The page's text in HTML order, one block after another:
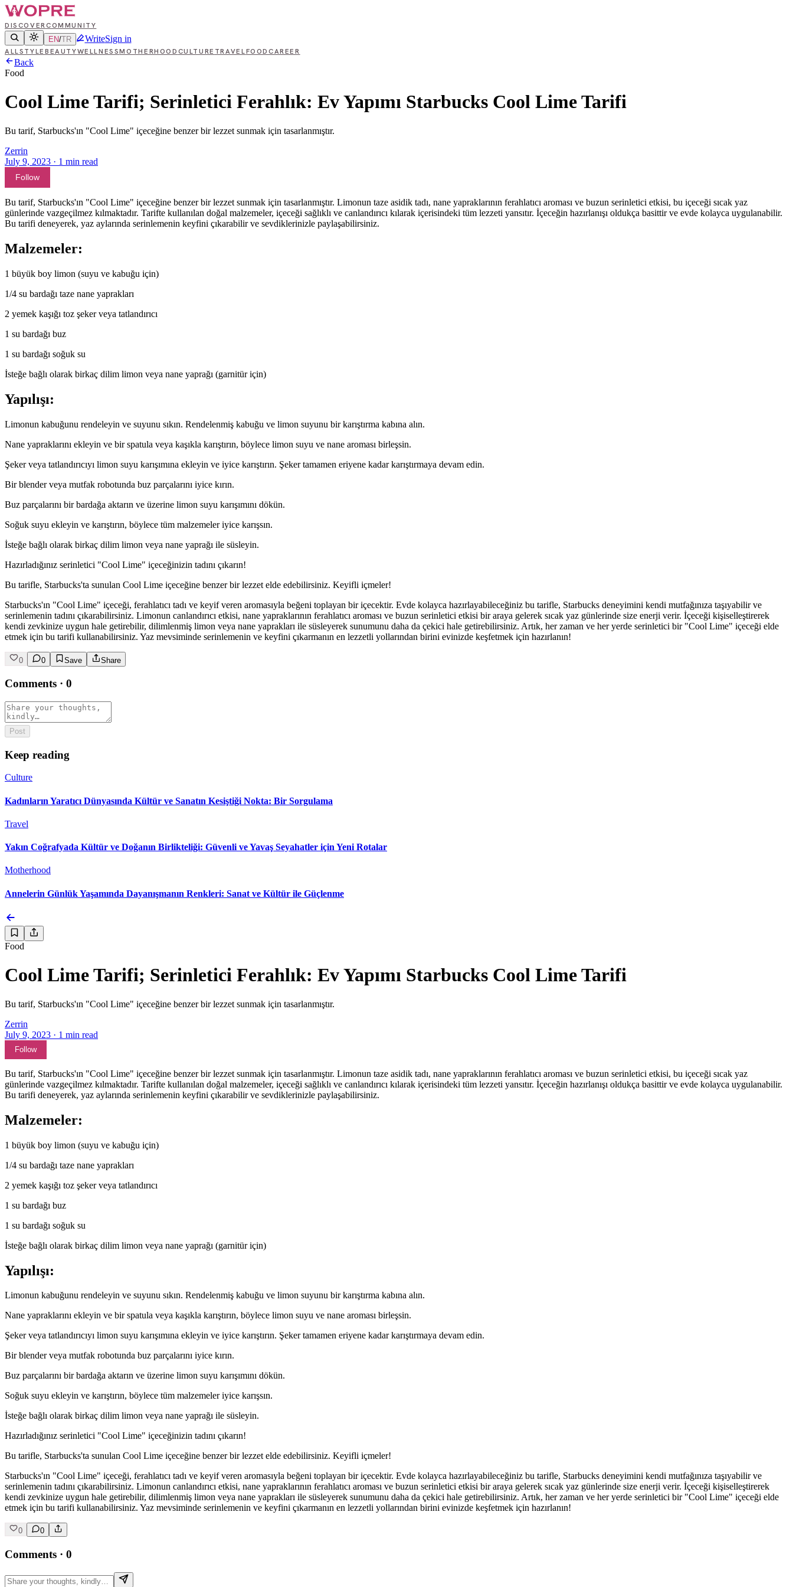
DISCOVERCOMMUNITY
EN/TR WriteSign in
ALLSTYLE BEAUTYWELLNESSMOTHERHOOD CULTURE TRAVELFOOD CAREER
Back
Food
Cool Lime Tarifi; Serinletici Ferahlık: Ev Yapımı Starbucks Cool Lime Tarifi
Bu tarif, Starbucks'ın "Cool Lime" içeceğine benzer bir lezzet sunmak için tasarlanmıştır.
Zerrin
July 9, 2023 · 1 min read
Follow
Bu tarif, Starbucks'ın "Cool Lime" içeceğine benzer bir lezzet sunmak için tasarlanmıştır. Limonun taze asidik tadı, nane yapraklarının ferahlatıcı aroması ve buzun serinletici etkisi, bu içeceği sıcak yaz
günlerinde vazgeçilmez kılmaktadır. Tarifte kullanılan doğal malzemeler, içeceği sağlıklı ve canlandırıcı kılarak içerisindeki tüm lezzeti yansıtır. İçeceğin hazırlanışı oldukça basittir ve evde kolayca uygulanabilir.
Bu tarifi deneyerek, yaz aylarında serinlemenin keyfini çıkarabilir ve sevdiklerinizle paylaşabilirsiniz.
Malzemeler:
1 büyük boy limon (suyu ve kabuğu için)
1/4 su bardağı taze nane yaprakları
2 yemek kaşığı toz şeker veya tatlandırıcı
1 su bardağı buz
1 su bardağı soğuk su
İsteğe bağlı olarak birkaç dilim limon veya nane yaprağı (garnitür için)
Yapılışı:
Limonun kabuğunu rendeleyin ve suyunu sıkın. Rendelenmiş kabuğu ve limon suyunu bir karıştırma kabına alın.
Nane yapraklarını ekleyin ve bir spatula veya kaşıkla karıştırın, böylece limon suyu ve nane aroması birleşsin.
Şeker veya tatlandırıcıyı limon suyu karışımına ekleyin ve iyice karıştırın. Şeker tamamen eriyene kadar karıştırmaya devam edin.
Bir blender veya mutfak robotunda buz parçalarını iyice kırın.
Buz parçalarını bir bardağa aktarın ve üzerine limon suyu karışımını dökün.
Soğuk suyu ekleyin ve karıştırın, böylece tüm malzemeler iyice karışsın.
İsteğe bağlı olarak birkaç dilim limon veya nane yaprağı ile süsleyin.
Hazırladığınız serinletici "Cool Lime" içeceğinizin tadını çıkarın!
Bu tarifle, Starbucks'ta sunulan Cool Lime içeceğine benzer bir lezzet elde edebilirsiniz. Keyifli içmeler!
Starbucks'ın "Cool Lime" içeceği, ferahlatıcı tadı ve keyif veren aromasıyla beğeni toplayan bir içecektir. Evde kolayca hazırlayabileceğiniz bu tarifle, Starbucks deneyimini kendi mutfağınıza taşıyabilir ve
serinlemenin tadını çıkarabilirsiniz. Limonun canlandırıcı etkisi, nane yapraklarının ferahlatıcı aroması ve buzun serinletici etkisi bir araya gelerek sıcak yaz günlerinde size enerji verir. İçeceği kişiselleştirerek
kendi zevkinize uygun hale getirebilir, dilimlenmiş limon veya nane yaprakları ile süsleyerek sunumunu daha da çekici hale getirebilirsiniz. Artık, her zaman ve her yerde serinletici bir "Cool Lime" içeceği elde
etmek için bu tarifi kullanabilirsiniz. Yaz mevsiminde serinlemenin ve keyfini çıkarmanın en lezzetli yollarından birini evinizde keşfetmek için hazırlanın!
0 0 Save Share
Comments · 0
Post
Keep reading
Culture
Kadınların Yaratıcı Dünyasında Kültür ve Sanatın Kesiştiği Nokta: Bir Sorgulama
Travel
Yakın Coğrafyada Kültür ve Doğanın Birlikteliği: Güvenli ve Yavaş Seyahatler için Yeni Rotalar
Motherhood
Annelerin Günlük Yaşamında Dayanışmanın Renkleri: Sanat ve Kültür ile Güçlenme
Food
Cool Lime Tarifi; Serinletici Ferahlık: Ev Yapımı Starbucks Cool Lime Tarifi
Bu tarif, Starbucks'ın "Cool Lime" içeceğine benzer bir lezzet sunmak için tasarlanmıştır.
Zerrin
July 9, 2023 · 1 min read
Follow
Bu tarif, Starbucks'ın "Cool Lime" içeceğine benzer bir lezzet sunmak için tasarlanmıştır. Limonun taze asidik tadı, nane yapraklarının ferahlatıcı aroması ve buzun serinletici etkisi, bu içeceği sıcak yaz
günlerinde vazgeçilmez kılmaktadır. Tarifte kullanılan doğal malzemeler, içeceği sağlıklı ve canlandırıcı kılarak içerisindeki tüm lezzeti yansıtır. İçeceğin hazırlanışı oldukça basittir ve evde kolayca uygulanabilir.
Bu tarifi deneyerek, yaz aylarında serinlemenin keyfini çıkarabilir ve sevdiklerinizle paylaşabilirsiniz.
Malzemeler:
1 büyük boy limon (suyu ve kabuğu için)
1/4 su bardağı taze nane yaprakları
2 yemek kaşığı toz şeker veya tatlandırıcı
1 su bardağı buz
1 su bardağı soğuk su
İsteğe bağlı olarak birkaç dilim limon veya nane yaprağı (garnitür için)
Yapılışı:
Limonun kabuğunu rendeleyin ve suyunu sıkın. Rendelenmiş kabuğu ve limon suyunu bir karıştırma kabına alın.
Nane yapraklarını ekleyin ve bir spatula veya kaşıkla karıştırın, böylece limon suyu ve nane aroması birleşsin.
Şeker veya tatlandırıcıyı limon suyu karışımına ekleyin ve iyice karıştırın. Şeker tamamen eriyene kadar karıştırmaya devam edin.
Bir blender veya mutfak robotunda buz parçalarını iyice kırın.
Buz parçalarını bir bardağa aktarın ve üzerine limon suyu karışımını dökün.
Soğuk suyu ekleyin ve karıştırın, böylece tüm malzemeler iyice karışsın.
İsteğe bağlı olarak birkaç dilim limon veya nane yaprağı ile süsleyin.
Hazırladığınız serinletici "Cool Lime" içeceğinizin tadını çıkarın!
Bu tarifle, Starbucks'ta sunulan Cool Lime içeceğine benzer bir lezzet elde edebilirsiniz. Keyifli içmeler!
Starbucks'ın "Cool Lime" içeceği, ferahlatıcı tadı ve keyif veren aromasıyla beğeni toplayan bir içecektir. Evde kolayca hazırlayabileceğiniz bu tarifle, Starbucks deneyimini kendi mutfağınıza taşıyabilir ve
serinlemenin tadını çıkarabilirsiniz. Limonun canlandırıcı etkisi, nane yapraklarının ferahlatıcı aroması ve buzun serinletici etkisi bir araya gelerek sıcak yaz günlerinde size enerji verir. İçeceği kişiselleştirerek
kendi zevkinize uygun hale getirebilir, dilimlenmiş limon veya nane yaprakları ile süsleyerek sunumunu daha da çekici hale getirebilirsiniz. Artık, her zaman ve her yerde serinletici bir "Cool Lime" içeceği elde
etmek için bu tarifi kullanabilirsiniz. Yaz mevsiminde serinlemenin ve keyfini çıkarmanın en lezzetli yollarından birini evinizde keşfetmek için hazırlanın!
0 0
Comments · 0